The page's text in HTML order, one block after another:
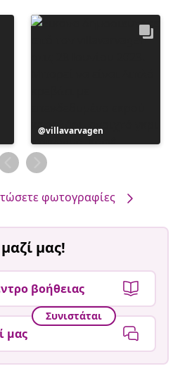
Η
ανάρτηση
δημοσιεύθηκε
από
villavarvagen
φωτογραφίες
μας!
βοήθειας
Συνιστάται
μας